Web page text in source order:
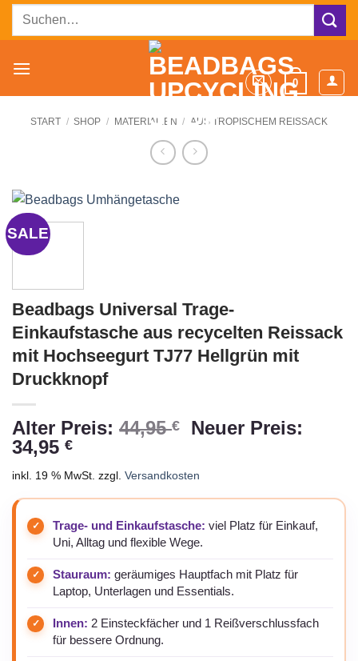
ZumSuchen
0
START / SHOP / MATERIALIEN / AUS TROPISCHEM REISSACK
SALE
Beadbags Universal Trage-
Einkaufstasche aus recycelten Reissack
mit Hochseegurt TJ77 Hellgrün mit
Druckknopf
Alter Preis: 44,95€
Ursprünglicher
44,95 €
Neuer Preis:
34,95 €Aktueller
ist:
34,95 €.
inkl. 19 % MwSt. zzgl. Versandkosten
Trage- und Einkaufstasche: viel Platz für Einkauf,
Uni, Alltag und flexible Wege.
Stauraum: geräumiges Hauptfach mit Platz für
Laptop, Unterlagen und Essentials.
Innen: 2 Einsteckfächer und 1 Reißverschlussfach
für bessere Ordnung.